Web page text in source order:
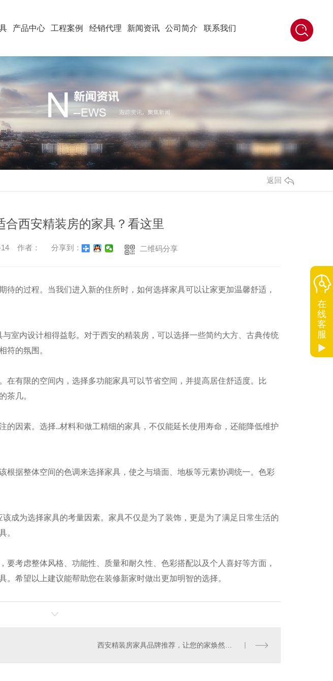
产品中心 工程案例 经销代理 新闻资讯 公司简介 联系我们
返回
具
合西安精装房的家具？看这里
14 作者： 分享到： 二维码分享
待的过程。当我们进入新的住所时，如何选择家具可以让家更加温馨舒适，
室内设计相得益彰。对于西安的精装房，可以选择一些简约大方、古典传统
符的氛围。
在有限的空间内，选择多功能家具可以节省空间，并提高居住舒适度。比
茶几。
的因素。选择..材料和做工精细的家具，不仅能延长使用寿命，还能降低维护
根据整体空间的色调来选择家具，使之与墙面、地板等元素协调统一。色彩
成为选择家具的考量因素。家具不仅是为了装饰，更是为了满足日常生活的
。
要考虑整体风格、功能性、质量和耐久性、色彩搭配以及个人喜好等方面，
希望以上建议能帮助您在装修新家时做出更加明智的选择。
西安精装房家具品牌推荐，让您的家焕然一新
在
线
客
服